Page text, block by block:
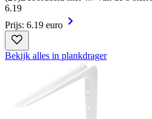
6.19
Prijs: 6.19 euro
Bekijk alles in plankdrager